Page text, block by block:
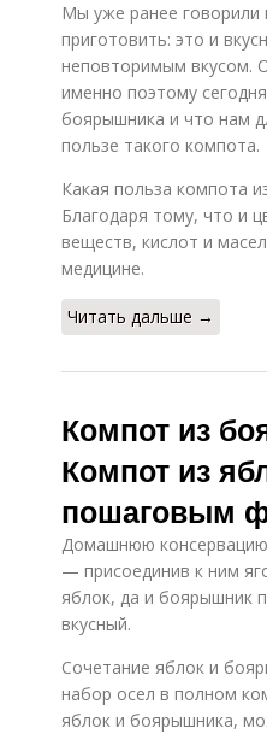
Мы уже ранее говорили
приготовить: это и
неповторимым вкусом.
именно поэтому
боярышника и что нам
пользе такого компота.
Какая польза компота
Благодаря тому, что и
веществ, кислот и
медицине.
Читать дальше →
Компот из
Компот из
пошаговым
Домашнюю консервацию
— присоединив к ним
яблок, да и боярышник
вкусный.
Сочетание яблок и
набор осел в полном
яблок и боярышника,